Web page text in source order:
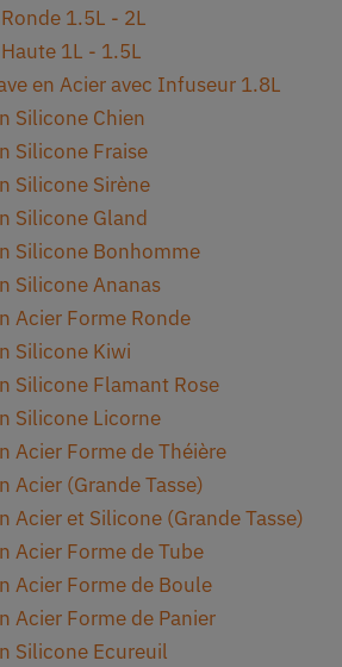
1.5L - 2L
1L - 1.5L
en Acier avec Infuseur 1.8L
Silicone Chien
Silicone Fraise
Silicone Sirène
Silicone Gland
Silicone Bonhomme
Silicone Ananas
Acier Forme Ronde
Silicone Kiwi
Silicone Flamant Rose
Silicone Licorne
Acier Forme de Théière
Acier (Grande Tasse)
Acier et Silicone (Grande Tasse)
Acier Forme de Tube
Acier Forme de Boule
Acier Forme de Panier
Silicone Ecureuil